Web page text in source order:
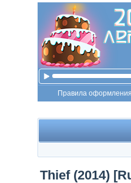
Правила оформления
Thief (2014)